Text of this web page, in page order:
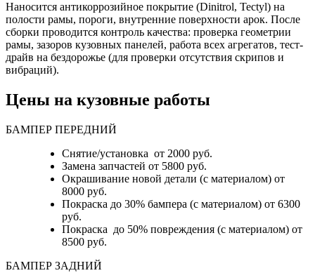
Наносится антикоррозийное покрытие (Dinitrol, Tectyl) на
полости рамы, пороги, внутренние поверхности арок. После
сборки проводится контроль качества: проверка геометрии
рамы, зазоров кузовных панелей, работа всех агрегатов, тест-
драйв на бездорожье (для проверки отсутствия скрипов и
вибраций).
Цены на кузовные работы
БАМПЕР ПЕРЕДНИЙ
Снятие/установка от 2000 руб.
Замена запчастей от 5800 руб.
Окрашивание новой детали (с материалом) от
8000 руб.
Покраска до 30% бампера (с материалом) от 6300
руб.
Покраска до 50% повреждения (с материалом) от
8500 руб.
БАМПЕР ЗАДНИЙ